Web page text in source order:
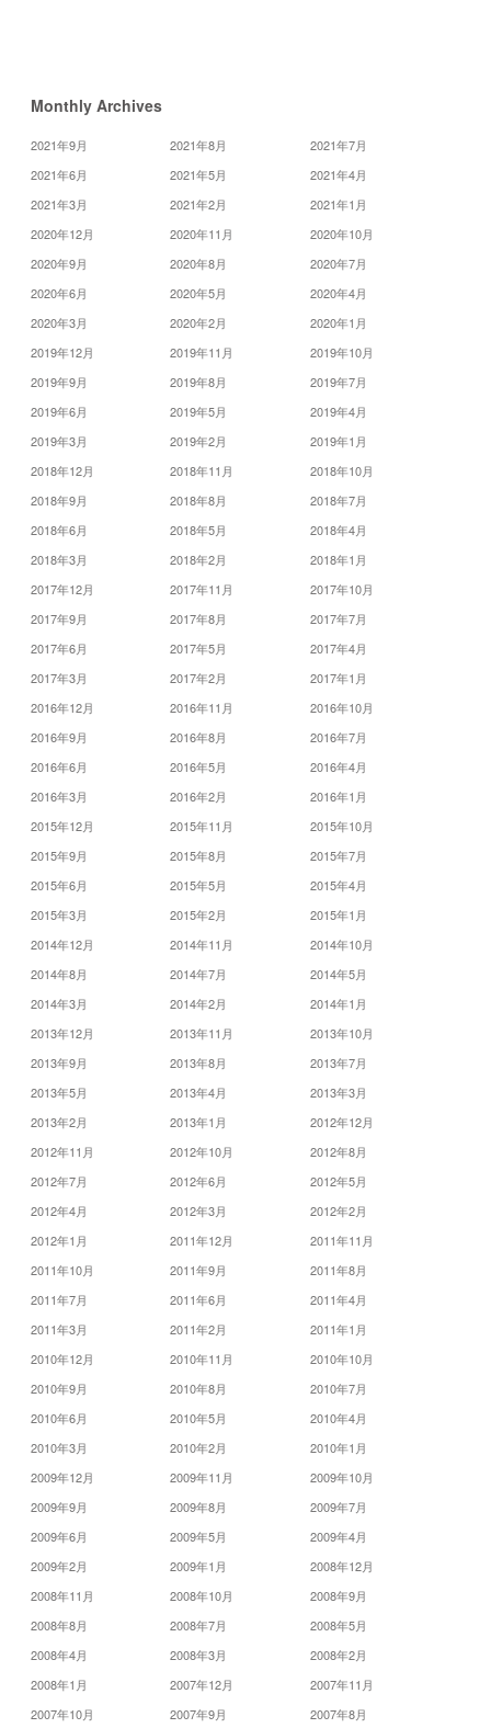
Monthly Archives
2021年9月 2021年8月
2021年7月
2021年6月
2021年5月
2021年4月
2021年3月
2021年2月
2021年1月
2020年12月
2020年11月
2020年10月
2020年9月
2020年8月
2020年7月
2020年6月
2020年5月
2020年4月
2020年3月
2020年2月
2020年1月
2019年12月
2019年11月
2019年10月
2019年9月
2019年8月
2019年7月
2019年6月
2019年5月
2019年4月
2019年3月
2019年2月
2019年1月
2018年12月
2018年11月
2018年10月
2018年9月
2018年8月
2018年7月
2018年6月
2018年5月
2018年4月
2018年3月
2018年2月
2018年1月
2017年12月
2017年11月
2017年10月
2017年9月
2017年8月
2017年7月
2017年6月
2017年5月
2017年4月
2017年3月
2017年2月
2017年1月
2016年12月
2016年11月
2016年10月
2016年9月
2016年8月
2016年7月
2016年6月
2016年5月
2016年4月
2016年3月
2016年2月
2016年1月
2015年12月
2015年11月
2015年10月
2015年9月
2015年8月
2015年7月
2015年6月
2015年5月
2015年4月
2015年3月
2015年2月
2015年1月
2014年12月
2014年11月
2014年10月
2014年8月
2014年7月
2014年5月
2014年3月
2014年2月
2014年1月
2013年12月
2013年11月
2013年10月
2013年9月
2013年8月
2013年7月
2013年5月
2013年4月
2013年3月
2013年2月
2013年1月
2012年12月
2012年11月
2012年10月
2012年8月
2012年7月
2012年6月
2012年5月
2012年4月
2012年3月
2012年2月
2012年1月
2011年12月
2011年11月
2011年10月
2011年9月
2011年8月
2011年7月
2011年6月
2011年4月
2011年3月
2011年2月
2011年1月
2010年12月
2010年11月
2010年10月
2010年9月
2010年8月
2010年7月
2010年6月
2010年5月
2010年4月
2010年3月
2010年2月
2010年1月
2009年12月
2009年11月
2009年10月
2009年9月
2009年8月
2009年7月
2009年6月
2009年5月
2009年4月
2009年2月
2009年1月
2008年12月
2008年11月
2008年10月
2008年9月
2008年8月
2008年7月
2008年5月
2008年4月
2008年3月
2008年2月
2008年1月
2007年12月
2007年11月
2007年10月
2007年9月 2007年8月